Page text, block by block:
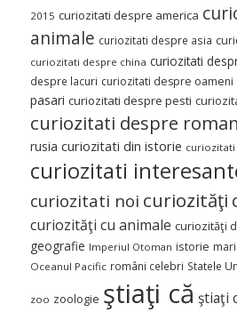
2015 curiozitati despre america
animale curiozitati despre asia
curiozitati despre china curiozitati
despre lacuri curiozitati despre oameni
pasari curiozitati despre pesti
curiozitati despre
rusia curiozitati din istorie
curiozitati
curiozitati noi curiozităţi
curiozităţi cu animale curiozităţi
geografie Imperiul Otoman istorie
Oceanul Pacific români celebri Statele
zoo zoologie ştiaţi că ştiaţi